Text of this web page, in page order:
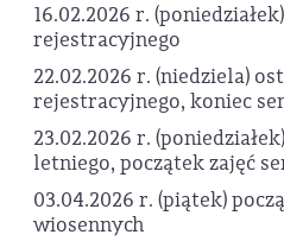
16.02.2026 r.
rejestracyjnego
22.02.2026 r. (niedziela)
rejestracyjnego, koniec
23.02.2026 r.
letniego, początek zajęć
03.04.2026 r. (piątek)
wiosennych